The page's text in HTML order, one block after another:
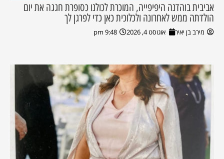
אביבית בוהדנה היפיפייה, המוכרת לכולנו כסופרת חגגה את יום
הולדתה ממש לאחרונה ולכלוכית כאן כדי לפרגן לך
מירב בן יאיר אוגוסט 4, 2026 9:48 pm